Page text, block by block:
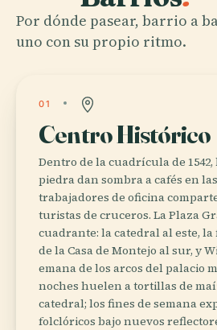
Por dónde pasear, barrio a
uno con su propio ritmo.
01
Centro Histórico
Dentro de la cuadrícula de 1542,
piedra dan sombra a cafés en
trabajadores de oficina
turistas de cruceros. La Plaza
cuadrante: la catedral al este,
de la Casa de Montejo al sur, y
emana de los arcos del palacio
noches huelen a tortillas de
catedral; los fines de semana
folclóricos bajo nuevos